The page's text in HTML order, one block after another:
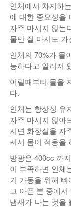
이명덕칼럼
김선옥칼럼
김원동칼럼
100인선/독자광장
100인선
독자광장
인근여행지
골프
인터뷰/탐방
인체에서 차지하
에 대한 중요성을
자주 마시지 않는
물만 잘 마셔도
인체의 70%가 물
능하다고 알려져
어릴때부터 물을
다.
인체는 항상성 유
자주 마시지 않아
시면 화장실을 자
셔서 몸이 적응을
방광은 400cc 까
이 부족하면 인체
기 가동을 위해
고 아픈 분 중에
냄새가 나는 것을